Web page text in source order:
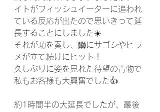
イトがフィッシュイーターに追われ
ている反応が出たので思いきって延
長することにしました☀️
それが功を奏し、鰤にサゴシやヒラ
メが立て続けにヒット！
久しぶりに姿を見れた待望の青物で
私もお客様も大興奮でした👍️
約1時間半の大延長でしたが、最後